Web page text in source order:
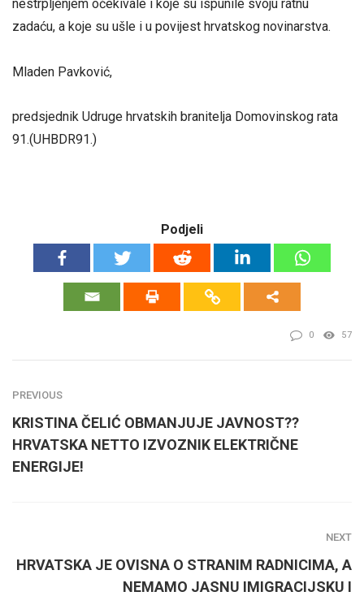
nestrpljenjem očekivale i koje su ispunile svoju ratnu
zadaću, a koje su ušle i u povijest hrvatskog novinarstva.
Mladen Pavković,
predsjednik Udruge hrvatskih branitelja Domovinskog rata
91.(UHBDR91.)
Podjeli
0 57
PREVIOUS
KRISTINA ČELIĆ OBMANJUJE JAVNOST??
HRVATSKA NETTO IZVOZNIK ELEKTRIČNE
ENERGIJE!
NEXT
HRVATSKA JE OVISNA O STRANIM RADNICIMA, A
NEMAMO JASNU IMIGRACIJSKU I